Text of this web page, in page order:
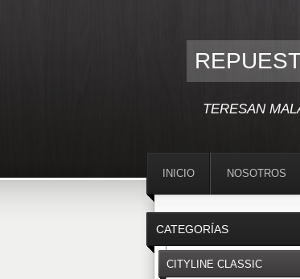
TERESAN
CATEGORÍAS
CITYLINE CLASSIC
INICIO NOSOTROS